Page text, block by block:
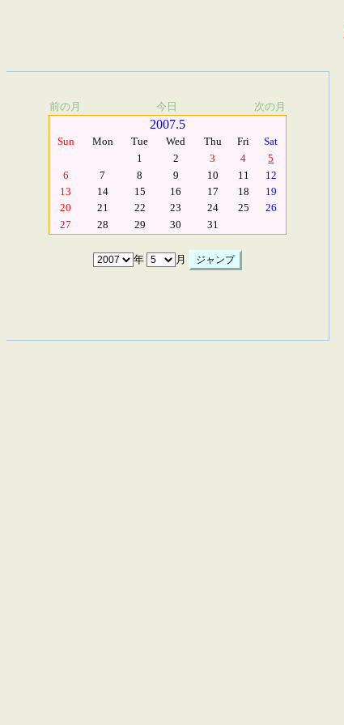
前の月 今日 次の月
2007.5
Sun Mon Tue Wed Thu Fri
Sat
1
2 3 4
5
6
7 8 9 10 11
12
13
14 15 16 17 18
19
20
21 22 23 24 25
26
27
28 29 30 31
年 月